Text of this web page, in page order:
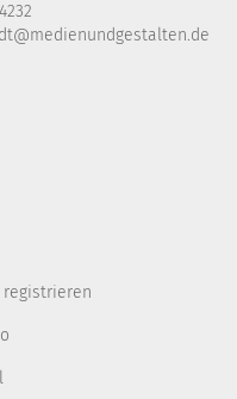
registrieren